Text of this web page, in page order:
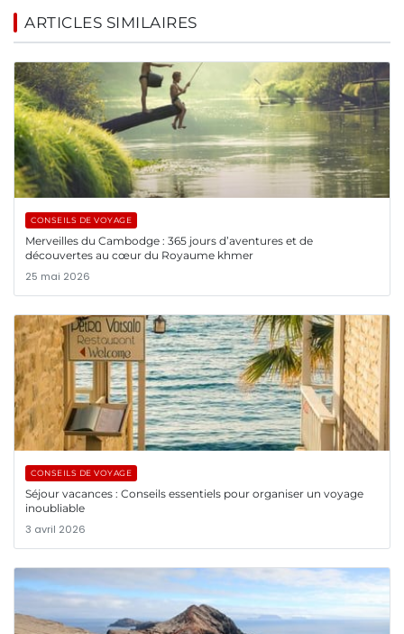
ARTICLES SIMILAIRES
CONSEILS DE VOYAGE
Merveilles du Cambodge : 365 jours d’aventures et de
découvertes au cœur du Royaume khmer
25 mai 2026
CONSEILS DE VOYAGE
Séjour vacances : Conseils essentiels pour organiser un voyage
inoubliable
3 avril 2026